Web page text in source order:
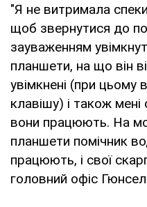
"Я не витримала
щоб звернутися до
зауваженням
планшети, на що він
увімкнені (при цьому
клавішу) і також
вони працюють. На
планшети помічник
працюють, і свої
головний офіс